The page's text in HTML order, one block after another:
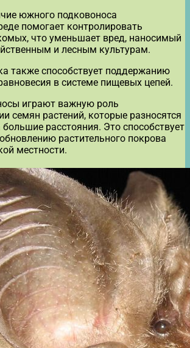
южного подковоноса
помогает контролировать
что уменьшает вред, наносимый
и лесным культурам.
также способствует поддержанию
в системе пищевых цепей.
играют важную роль
семян растений, которые разносятся
расстояния. Это способствует
растительного покрова
местности.